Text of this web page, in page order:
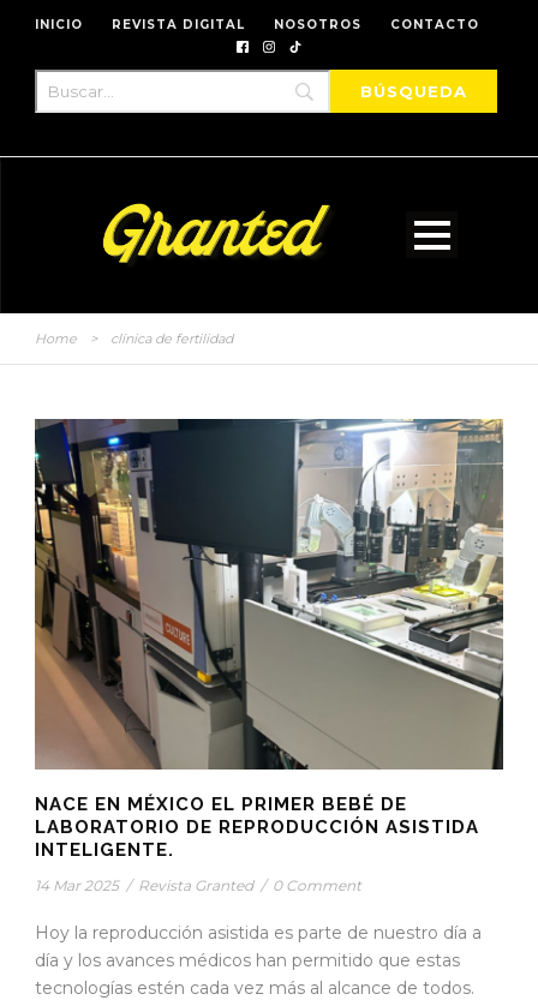
INICIO REVISTA DIGITAL NOSOTROS CONTACTO
Home > clínica de fertilidad
NACE EN MÉXICO EL PRIMER BEBÉ DE
LABORATORIO DE REPRODUCCIÓN ASISTIDA
INTELIGENTE.
14 Mar 2025 / Revista Granted / 0 Comment
Hoy la reproducción asistida es parte de nuestro día a
día y los avances médicos han permitido que estas
tecnologías estén cada vez más al alcance de todos.